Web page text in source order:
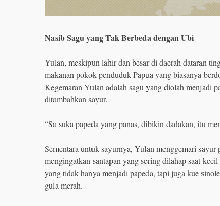
Nasib Sagu yang Tak Berbeda dengan Ubi
Yulan, meskipun lahir dan besar di daerah dataran
makanan pokok penduduk Papua yang biasanya
Kegemaran Yulan adalah sagu yang diolah menjadi
ditambahkan sayur.
“Sa suka papeda yang panas, dibikin dadakan, itu
Sementara untuk sayurnya, Yulan menggemari
mengingatkan santapan yang sering dilahap saat
yang tidak hanya menjadi papeda, tapi juga kue
gula merah.